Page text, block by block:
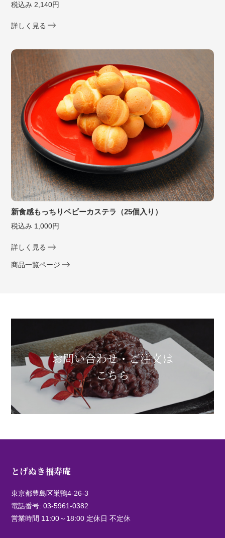
税込み 2,140円
詳しく見る
新食感もっちりベビーカステラ（25個入り）
税込み 1,000円
詳しく見る
商品一覧ページ
お問い合わせ・ご注文は
こちら
とげぬき福寿庵
東京都豊島区巣鴨4-26-3
電話番号:03-5961-0382
営業時間 11:00～18:00 定休日 不定休